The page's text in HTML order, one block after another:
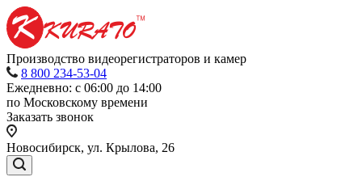
Производство видеорегистраторов и камер
8 800 234-53-04
Ежедневно: с 06:00 до 14:00
по Московскому времени
Заказать звонок
Новосибирск, ул. Крылова, 26